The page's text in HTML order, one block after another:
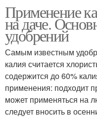
Применение
на даче.
удобрений
Самым известным
калия считается
содержится до 60%
применения: подходит
может применяться на
следует вносить в